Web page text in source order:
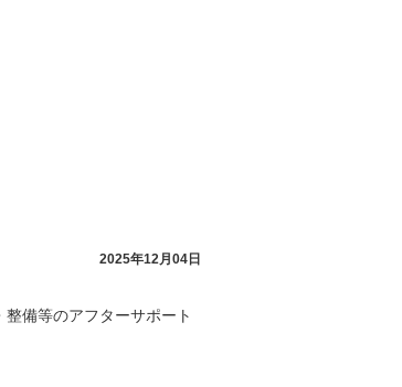
2025年12月04日
備等のアフターサポート